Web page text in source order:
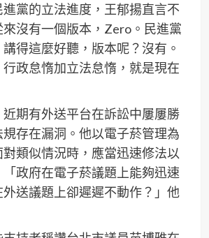
黨的立法進度，王郁揚直言不
沒有一個版本，Zero。民進黨
得這麼好聽，版本呢？沒有。
政怠惰加立法怠惰，就是現在
期有外送平台在訴訟中屢屢勝
存在漏洞。他以電子菸管理為
類似情況時，應當迅速修法以
政府在電子菸議題上能夠迅速
送議題上卻遲遲不動作？」他